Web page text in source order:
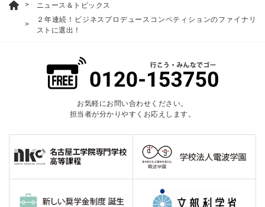
ニュース＆トピックス
２年連続！ビジネスプロデュースコンペティションのファイナリ
ストに選出！
お気軽にお問い合わせください。
担当者が分かりやすくお応えします。